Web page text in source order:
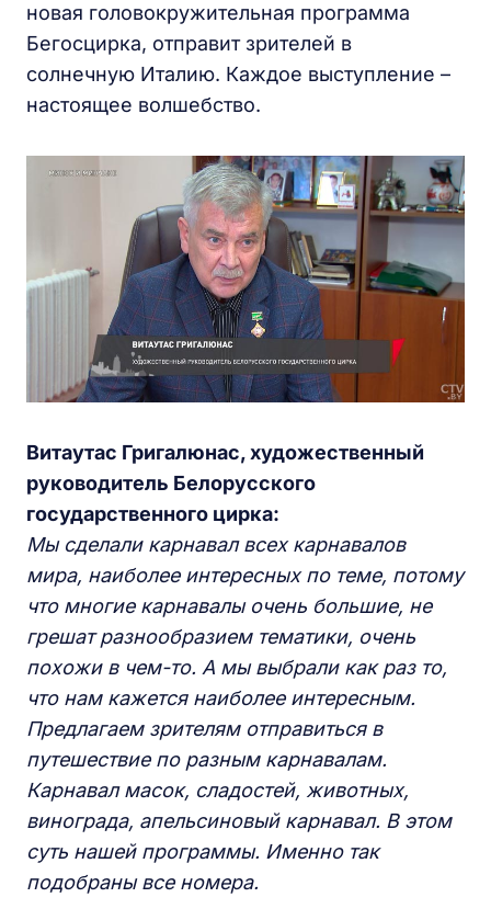
новая головокружительная программа
Бегосцирка, отправит зрителей в
солнечную Италию. Каждое выступление –
настоящее волшебство.
Витаутас Григалюнас, художественный
руководитель Белорусского
государственного цирка:
Мы сделали карнавал всех карнавалов
мира, наиболее интересных по теме, потому
что многие карнавалы очень большие, не
грешат разнообразием тематики, очень
похожи в чем-то. А мы выбрали как раз то,
что нам кажется наиболее интересным.
Предлагаем зрителям отправиться в
путешествие по разным карнавалам.
Карнавал масок, сладостей, животных,
винограда, апельсиновый карнавал. В этом
суть нашей программы. Именно так
подобраны все номера.